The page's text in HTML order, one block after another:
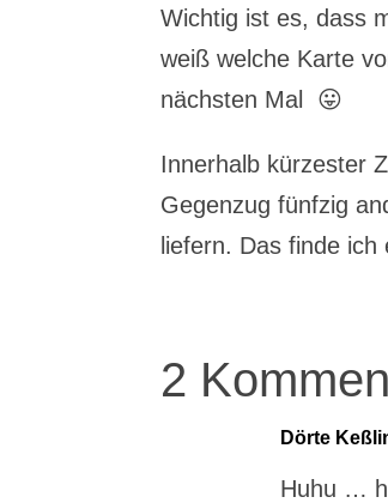
Wichtig ist es, dass
weiß welche Karte
nächsten Mal 😛
Innerhalb kürzester
Gegenzug fünfzig
liefern. Das finde ich
2
Dörte
Huhu …